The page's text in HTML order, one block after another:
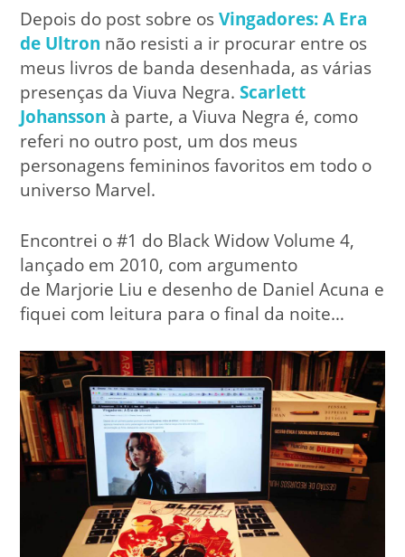
Depois do post sobre osVingadores: A Era
de Ultron não resisti a ir procurar entre os
meus livros de banda desenhada, as várias
presenças da Viuva Negra.Scarlett
Johansson à parte, a Viuva Negra é, como
referi no outro post, um dos meus
personagens femininos favoritos em todo o
universo Marvel.
Encontrei o #1 do Black Widow Volume 4,
lançado em 2010, com argumento
de Marjorie Liu e desenho de Daniel Acuna e
fiquei com leitura para o final da noite…